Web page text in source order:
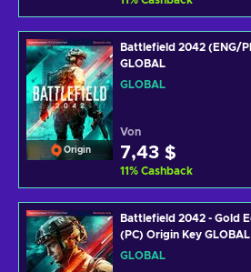
Origin
Battlefield 2042 (ENG/
GLOBAL
GLOBAL
Von
7,43 $
11% Cashback
Battlefield 2042 - Gold
(PC) Origin Key GLOBAL
GLOBAL